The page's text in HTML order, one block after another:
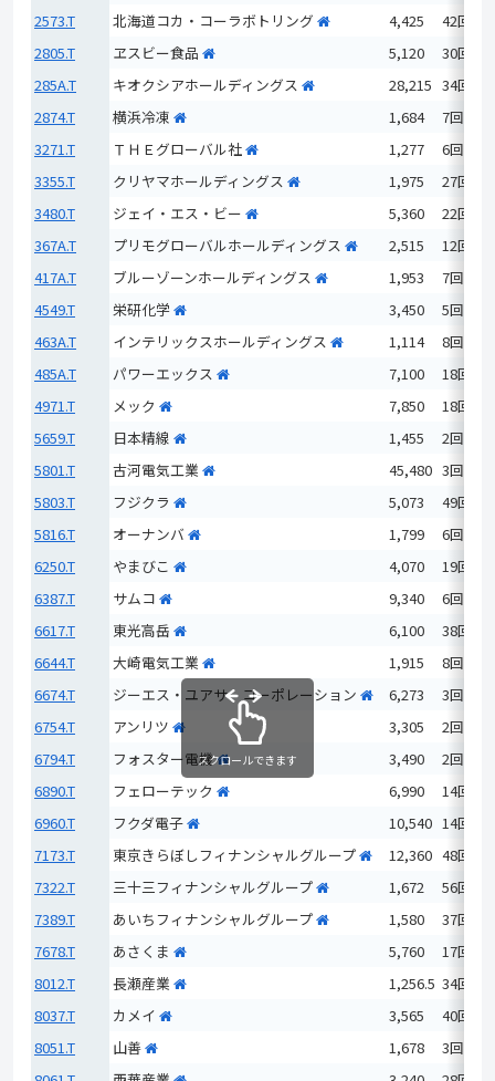
2573.T
北海道コカ・コーラボトリング 4,425
42回
2805.T
ヱスビー食品 5,120
30回
285A.T
キオクシアホールディングス 28,215 34回
2874.T
横浜冷凍 1,684
7回
3271.T
ＴＨＥグローバル社 1,277
6回
3355.T
クリヤマホールディングス 1,975
27回
3480.T
ジェイ・エス・ビー 5,360
22回
367A.T
プリモグローバルホールディングス 2,515
12回
417A.T
ブルーゾーンホールディングス 1,953
7回
4549.T
栄研化学 3,450
5回
463A.T
インテリックスホールディングス 1,114
8回
485A.T
パワーエックス 7,100
18回
4971.T
メック 7,850
18回
5659.T
日本精線 1,455
2回
5801.T
古河電気工業 45,480 3回
5803.T
フジクラ 5,073
49回
5816.T
オーナンバ 1,799
6回
6250.T
やまびこ 4,070
19回
6387.T
サムコ 9,340
6回
6617.T
東光高岳 6,100
38回
6644.T
大崎電気工業 1,915
8回
6674.T
ジーエス・ユアサ コーポレーション 6,273
3回
6754.T
アンリツ 3,305
2回
6794.T
フォスター電機 3,490
2回
6890.T
フェローテック 6,990
14回
6960.T
フクダ電子 10,540 14回
7173.T
東京きらぼしフィナンシャルグループ 12,360 48回
7322.T
三十三フィナンシャルグループ 1,672
56回
7389.T
あいちフィナンシャルグループ 1,580
37回
7678.T
あさくま 5,760
17回
8012.T
長瀬産業 1,256.5 34回
8037.T
カメイ 3,565
40回
8051.T
山善 1,678
3回
スクロールできます